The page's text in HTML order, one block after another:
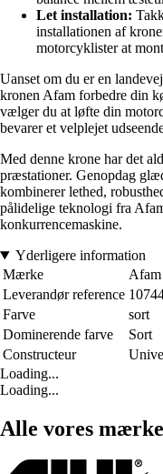
Let installation:
installationen af
motorcyklister at
Uanset om du er en
kronen Afam forbedre din
vælger du at løfte din
bevarer et velplejet
Med denne krone har det
præstationer. Genopdag
kombinerer lethed,
pålidelige teknologi fra
konkurrencemaskine.
Yderligere information
Mærke
Afam
Leverandør reference
Farve
sort
Dominerende farve
Sort
Constructeur
Loading...
Loading...
Alle vores